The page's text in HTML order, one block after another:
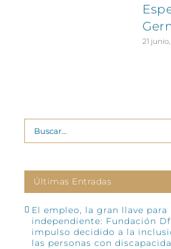
21
Buscar:
Últimas Entradas
El empleo, la gran llave para
independiente: Fundación
impulso decidido a la
las personas con